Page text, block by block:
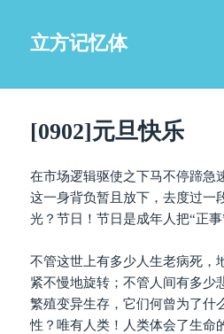
立方记忆体
[0902]元旦快乐
在市场逻辑驱使之下马不停蹄急
这一身背负暂且放下，去度过一
光？节日！节日是成年人把“正事
不管这世上有多少人生老病死，
紧不慢地旋转；不管人间有多少
繁殖变异生存，它们何曾为了什
性？唯有人类！人类体会了生命